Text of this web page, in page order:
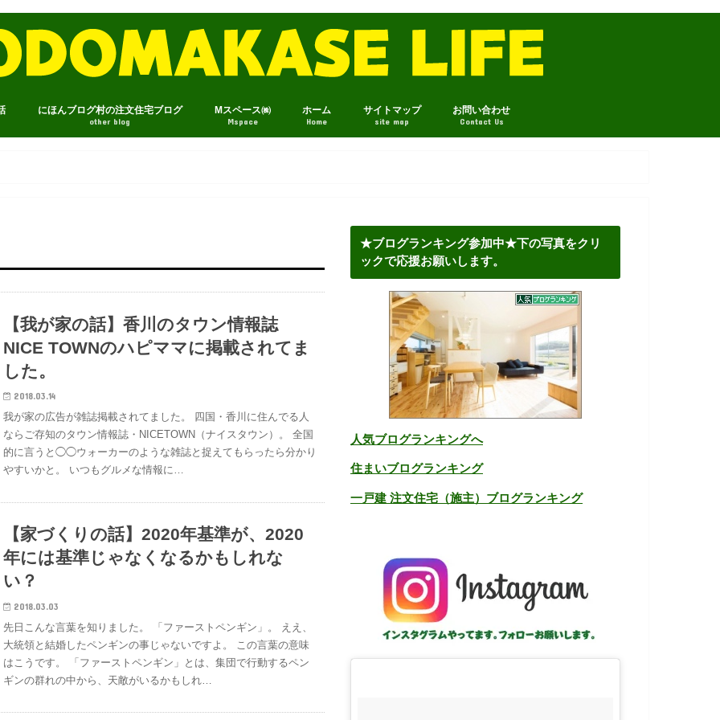
にほんブログ村の注文住宅ブログ
other blog
Mスペース㈱
Mspace
ホーム
Home
サイトマップ
site map
お問い合わせ
Contact Us
【我が家の話】香川のタウン情報誌
NICE TOWNのハピママに掲載されてま
した。
2018.03.14
我が家の広告が雑誌掲載されてました。 四国・香川に住んでる人
ならご存知のタウン情報誌・NICETOWN（ナイスタウン）。 全国
的に言うと◯◯ウォーカーのような雑誌と捉えてもらったら分かり
やすいかと。 いつもグルメな情報に…
【家づくりの話】2020年基準が、2020
年には基準じゃなくなるかもしれな
い？
2018.03.03
先日こんな言葉を知りました。 「ファーストペンギン」。 ええ、
大統領と結婚したペンギンの事じゃないですよ。 この言葉の意味
はこうです。 「ファーストペンギン」とは、集団で行動するペン
ギンの群れの中から、天敵がいるかもしれ…
★ブログランキング参加中★下の写真をクリ
ックで応援お願いします。
人気ブログランキングへ
住まいブログランキング
一戸建 注文住宅（施主）ブログランキング